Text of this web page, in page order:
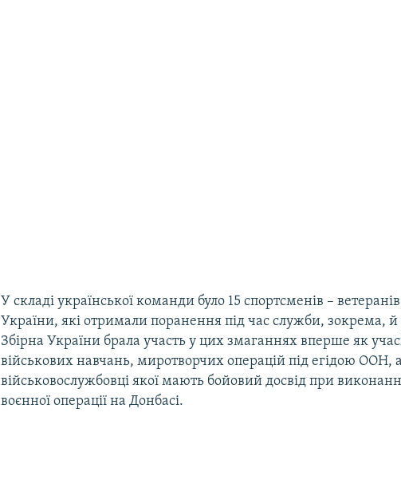
У складі української команди було 15 спортсменів –
України, які отримали поранення під час служби, зокрема, й
Збірна України брала участь у цих змаганнях вперше як
військових навчань, миротворчих операцій під егідою ООН,
військовослужбовці якої мають бойовий досвід при
воєнної операції на Донбасі.